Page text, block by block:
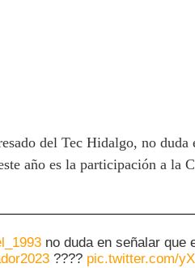
del Tec Hidalgo, no duda
año es la participación a la
no duda en señalar que
???? pic.twitter.com/